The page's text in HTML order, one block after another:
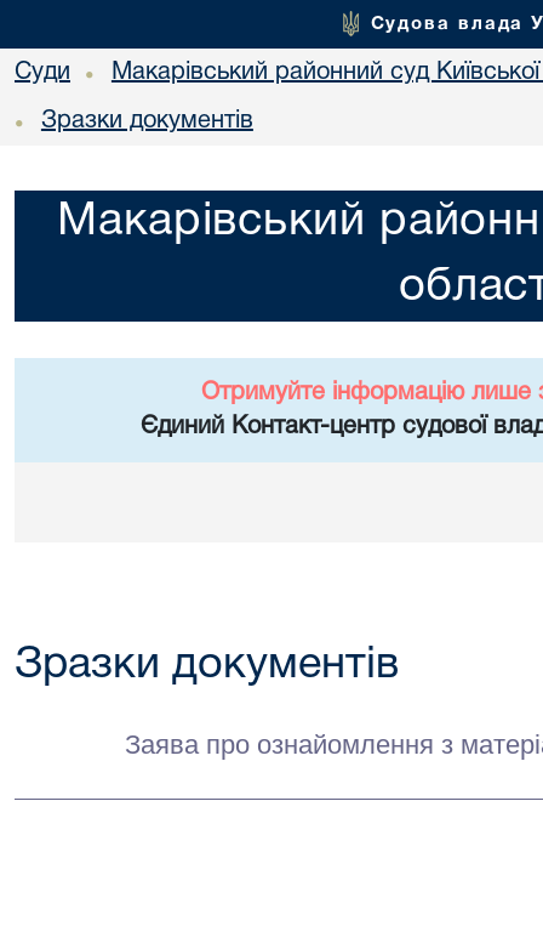
Судова влада
Суди • Макарівський районний суд Київської
• Зразки документів
Макарівський
Отримуйте інформацію лише
Єдиний Контакт-центр судової
Зразки документів
Заява про ознайомлення з